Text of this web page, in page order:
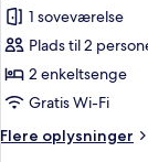
Comfort-
værelse
med
2
-
1 soveværelse
Plads til 2
2 enkeltsenge
Gratis Wi-Fi
Flere oplysninger
Flere